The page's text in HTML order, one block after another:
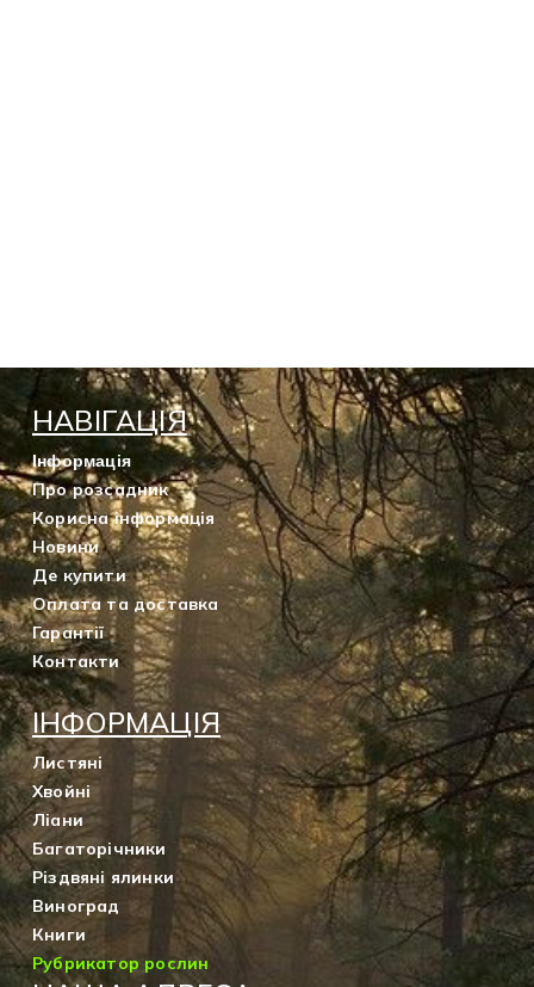
НАВІГАЦІЯ
Інформація
Про розсадник
Корисна інформація
Новини
Де купити
Оплата та доставка
Гарантії
Контакти
ІНФОРМАЦІЯ
Листяні
Хвойні
Ліани
Багаторічники
Різдвяні ялинки
Виноград
Книги
Рубрикатор рослин